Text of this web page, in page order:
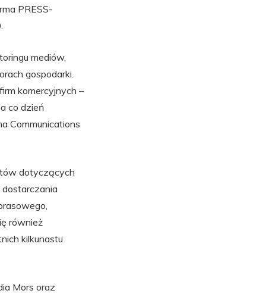
PRESS-
mediów,
gospodarki.
komercyjnych –
co dzień
Communications
dotyczących
również
kilkunastu
Mors oraz